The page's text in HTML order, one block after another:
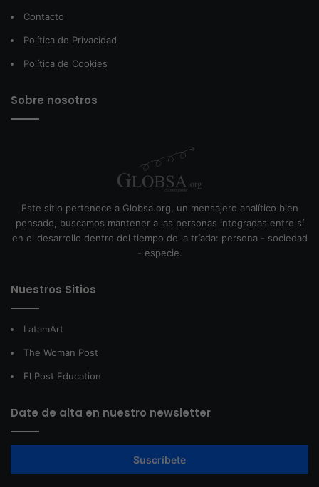
Contacto
Política de Privacidad
Política de Cookies
Sobre nosotros
Este sitio pertenece a Globsa.org, un mensajero analítico bien
pensado, buscamos mantener a las personas integradas entre sí
en el desarrollo dentro del tiempo de la tríada: persona - sociedad
- especie.
Nuestros Sitios
LatamArt
The Woman Post
El Post Education
Date de alta en nuestro newsletter
Suscríbete